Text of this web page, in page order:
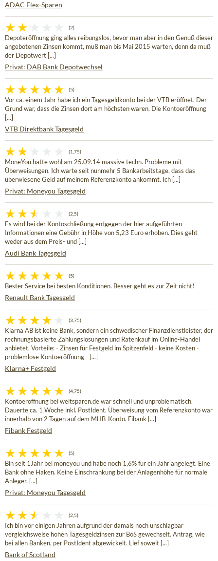
ADAC Flex-Sparen
(2)
Depoteröffnung ging alles reibungslos, bevor man aber in den Genuß dieser
angebotenen Zinsen kommt, muß man bis Mai 2015 warten, denn da muß
der Depotwert [...]
Privat: DAB Bank Depotwechsel
(5)
Vor ca. einem Jahr habe ich ein Tagesgeldkonto bei der VTB eröffnet. Der
Grund war, dass die Zinsen dort am höchsten waren. Die Kontoeröffnung
[...]
VTB Direktbank Tagesgeld
(1,75)
MoneYou hatte wohl am 25.09.14 massive techn. Probleme mit
Überweisungen. Ich warte seit nunmehr 5 Bankarbeitstage, dass das
überwiesene Geld auf meinem Referenzkonto ankommt. Ich [...]
Privat: Moneyou Tagesgeld
(2,5)
Es wird bei der Kontoschließung entgegen der hier aufgeführten
Informationen eine Gebühr in Höhe von 5,23 Euro erhoben. Dies geht
weder aus dem Preis- und [...]
Audi Bank Tagesgeld
(5)
Bester Service bei besten Konditionen. Besser geht es zur Zeit nicht!
Renault Bank Tagesgeld
(3,75)
Klarna AB ist keine Bank, sondern ein schwedischer Finanzdienstleister, der
rechnungsbasierte Zahlungslösungen und Ratenkauf im Online-Handel
anbietet. Vorteile: - Zinsen für Festgeld im Spitzenfeld - keine Kosten -
problemlose Kontoeröffnung - [...]
Klarna+ Festgeld
(4,75)
Kontoeröffnung bei weltsparen.de war schnell und unproblematisch.
Dauerte ca. 1 Woche inkl. PostIdent. Überweisung vom Referenzkonto war
innerhalb von 2 Tagen auf dem MHB-Konto. Fibank [...]
Fibank Festgeld
(5)
Bin seit 1Jahr bei moneyou und habe noch 1,6% für ein Jahr angelegt. Eine
Bank ohne Haken. Keine Einschränkung bei der Anlagenhöhe für normale
Anleger. [...]
Privat: Moneyou Tagesgeld
(2,5)
Ich bin vor einigen Jahren aufgrund der damals noch unschlagbar
vergleichsweise hohen Tagesgeldzinsen zur BoS gewechselt. Antrag, wie
bei allen Banken, per PostIdent abgewickelt. Lief soweit [...]
Bank of Scotland